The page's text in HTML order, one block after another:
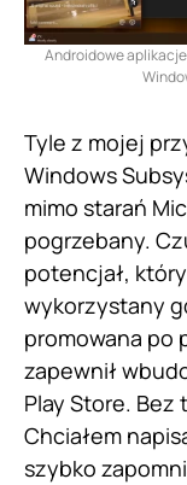
Androidowe aplikacje
Tyle z mojej
Windows
mimo starań
pogrzebany.
potencjał,
wykorzystany
promowana po
zapewnił
Play Store.
Chciałem
szybko